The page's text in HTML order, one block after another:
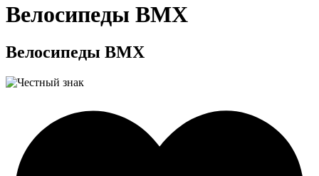
Велосипеды BMX
Велосипеды BMX